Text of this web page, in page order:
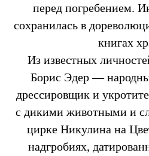
перед погребением.
сохранилась в
книгах
Из известных
Борис Эдер —
дрессировщик и
с дикими животными и
цирке Никулина на
надгробиях,